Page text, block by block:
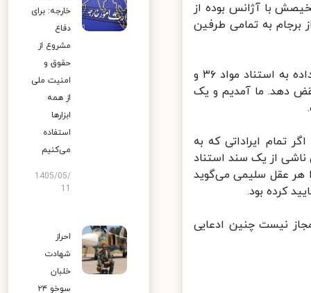
با آژانس بوده از
به تمامی طرفین
جنیدی اظهار داشت: کاری که ایران در کاهش تدریجی تعهدات خود انجام داده به استناد مواد ۳۶ و
دهد. ما آمدیم و یک
ایراداتی که به
از یک سند استناد
هر عقل سلیمی می‌گوید
کرده بود.
نیست چنین ادعایی
خارجه: برای
دفاع
مشروع از
حقوق و
امنیت ملی
از همه
ابزارها
استفاده
می‌کنیم
1405/05/
احراز
شهادت
خلبان
سوخو ۲۴